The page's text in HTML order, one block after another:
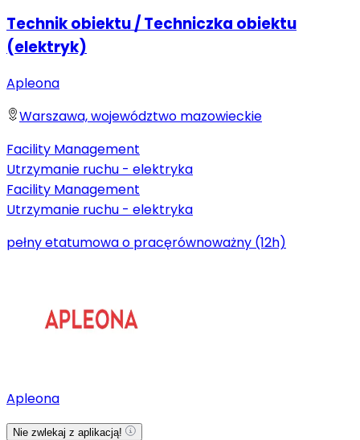
Technik obiektu / Techniczka obiektu
(elektryk)
Apleona
Warszawa, województwo mazowieckie
Facility Management
Utrzymanie ruchu - elektryka
Facility Management
Utrzymanie ruchu - elektryka
pełny etatumowa o pracęrównoważny (12h)
Apleona
Nie zwlekaj z aplikacją!